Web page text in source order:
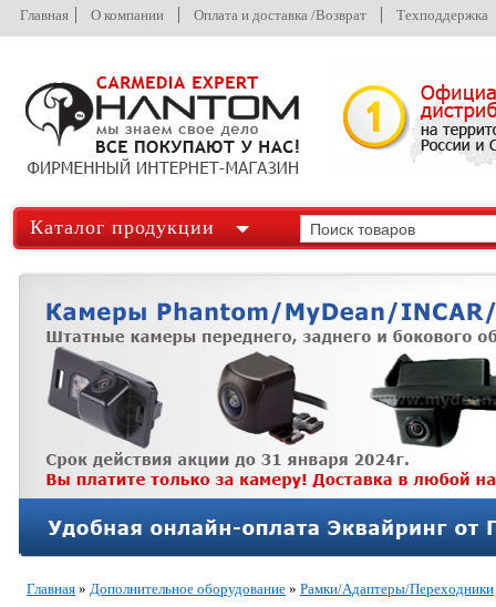
Главная О компании Оплата и доставка /Возврат Техподдержка
Каталог продукции
Главная » Дополнительное оборудование » Рамки/Адаптеры/Переходники